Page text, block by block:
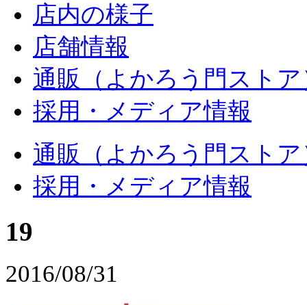
店内の様子
店舗情報
通販（よかろう門ストア
採用・メディア情報
通販（よかろう門ストア
採用・メディア情報
19
2016/08/31